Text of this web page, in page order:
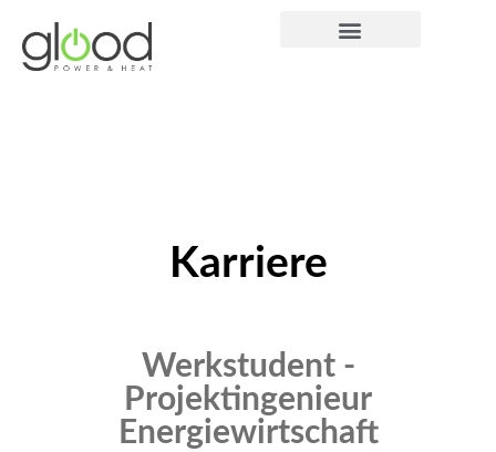
Karriere
Werkstudent -
Projektingenieur
Energiewirtschaft